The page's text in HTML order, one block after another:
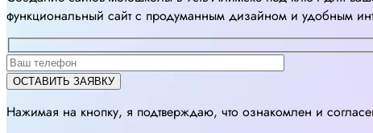
функциональный сайт с продуманным дизайном и удобным
Нажимая на кнопку, я подтверждаю, что ознакомлен и